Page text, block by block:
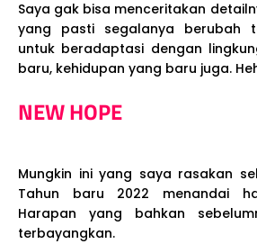
Saya gak bisa menceritakan
yang pasti segalanya berubah
untuk beradaptasi dengan
baru, kehidupan yang baru juga.
NEW HOPE
Mungkin ini yang saya rasakan
Tahun baru 2022 menandai
Harapan yang bahkan
terbayangkan.